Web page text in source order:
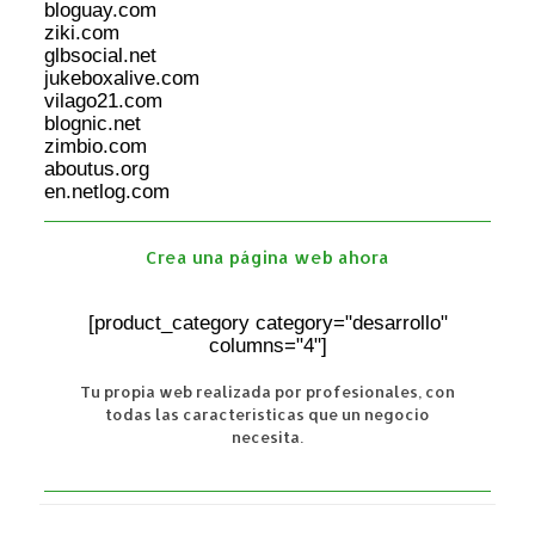
bloguay.com
ziki.com
glbsocial.net
jukeboxalive.com
vilago21.com
blognic.net
zimbio.com
aboutus.org
en.netlog.com
Crea una página web ahora
[product_category category="desarrollo"
columns="4"]
Tu propia web realizada por profesionales, con
todas las características que un negocio
necesita.